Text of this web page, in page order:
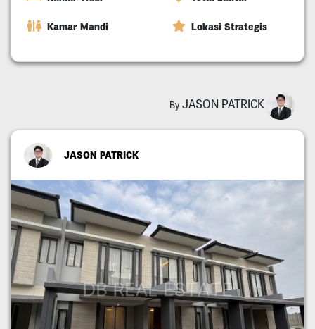
Kamar Mandi Lokasi Strategis
By JASON PATRICK
JASON PATRICK